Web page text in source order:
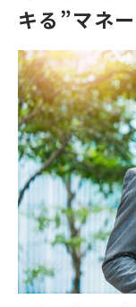
キる”マネ